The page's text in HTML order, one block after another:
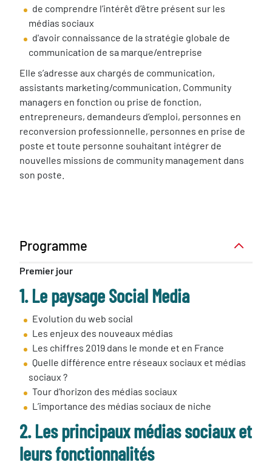
de comprendre l’intérêt d’être présent sur les
médias sociaux
d'avoir connaissance de la stratégie globale de
communication de sa marque/entreprise
Elle s’adresse aux chargés de communication,
assistants marketing/communication, Community
managers en fonction ou prise de fonction,
entrepreneurs, demandeurs d’emploi, personnes en
reconversion professionnelle, personnes en prise de
poste et toute personne souhaitant intégrer de
nouvelles missions de community management dans
son poste.
Programme
Premier jour
1. Le paysage Social Media
Evolution du web social
Les enjeux des nouveaux médias
Les chiffres 2019 dans le monde et en France
Quelle différence entre réseaux sociaux et médias
sociaux ?
Tour d’horizon des médias sociaux
L’importance des médias sociaux de niche
2. Les principaux médias sociaux et
leurs fonctionnalités